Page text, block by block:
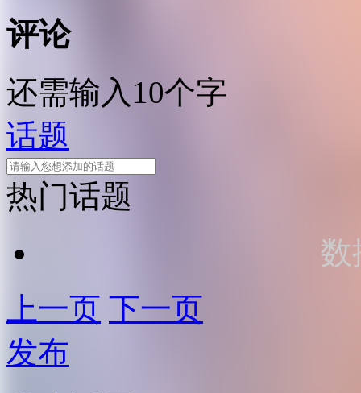
评论
还需输入10个字
话题
热门话题
数
上一页 下一页
发布